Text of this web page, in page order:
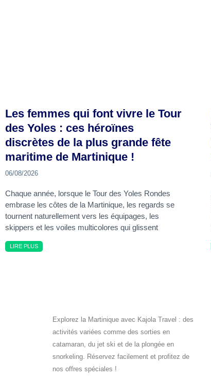
Les femmes qui font vivre le Tour
des Yoles : ces héroïnes
discrètes de la plus grande fête
maritime de Martinique !
06/08/2026
Chaque année, lorsque le Tour des Yoles Rondes
embrase les côtes de la Martinique, les regards se
tournent naturellement vers les équipages, les
skippers et les voiles multicolores qui glissent
LIRE PLUS
Explorez la Martinique avec Kajola Travel : des
activités variées comme des sorties en
catamaran, du jet ski et de la plongée en
snorkeling. Réservez facilement et profitez de
nos offres spéciales !